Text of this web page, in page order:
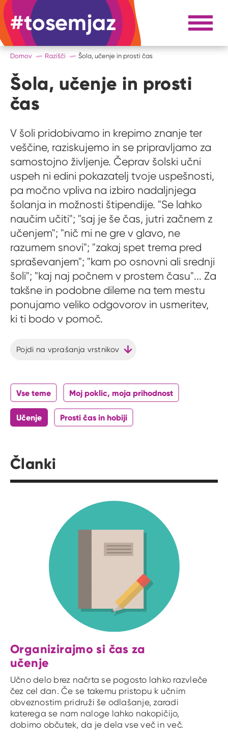
#tosemjaz #to sem jaz Razpri
Domov Razišči Šola, učenje in prosti čas
Šola, učenje in prosti
čas
V šoli pridobivamo in krepimo znanje ter
veščine, raziskujemo in se pripravljamo za
samostojno življenje. Čeprav šolski učni
uspeh ni edini pokazatelj tvoje uspešnosti,
pa močno vpliva na izbiro nadaljnjega
šolanja in možnosti štipendije. "Se lahko
naučim učiti"; "saj je še čas, jutri začnem z
učenjem"; "nič mi ne gre v glavo, ne
razumem snovi"; "zakaj spet trema pred
spraševanjem"; "kam po osnovni ali srednji
šoli"; "kaj naj počnem v prostem času"... Za
takšne in podobne dileme na tem mestu
ponujamo veliko odgovorov in usmeritev,
ki ti bodo v pomoč.
Pojdi na vprašanja vrstnikov
Vse teme Moj poklic, moja prihodnost
Učenje Prosti čas in hobiji
Članki
Organizirajmo si čas za
učenje
Učno delo brez načrta se pogosto lahko razvleče
čez cel dan. Če se takemu pristopu k učnim
obveznostim pridruži še odlašanje, zaradi
katerega se nam naloge lahko nakopičijo,
dobimo občutek, da je dela vse več in več.